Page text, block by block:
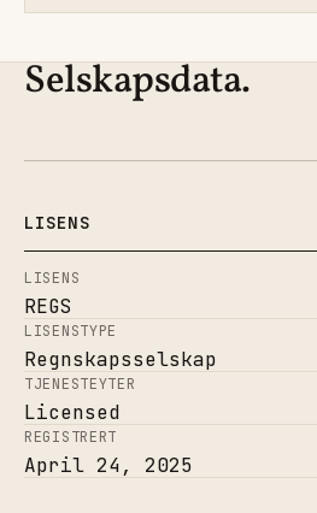
Selskapsdata.
LISENS
LISENS
REGS
LISENSTYPE
Regnskapsselskap
TJENESTEYTER
Licensed
REGISTRERT
April 24, 2025